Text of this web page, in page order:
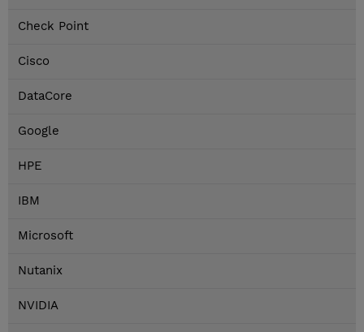
Check Point
Cisco
DataCore
Google
HPE
IBM
Microsoft
Nutanix
NVIDIA